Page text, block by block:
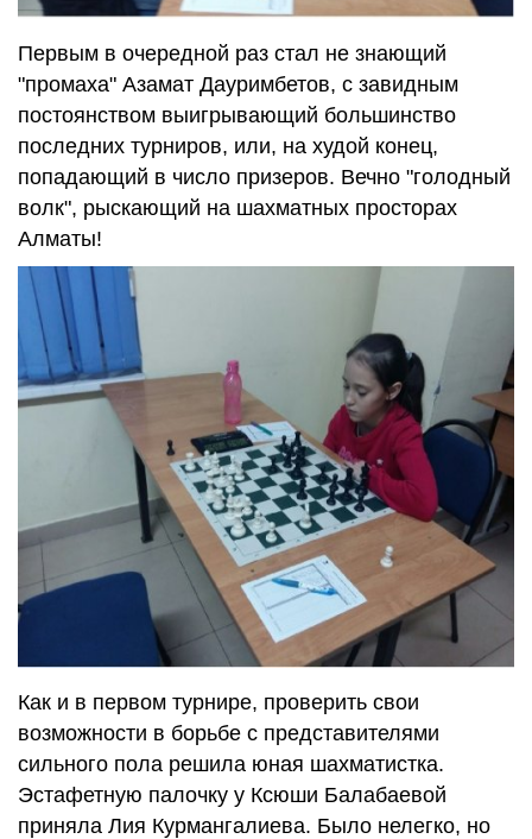
Первым в очередной раз стал не знающий
"промаха" Азамат Дауримбетов, с завидным
постоянством выигрывающий большинство
последних турниров, или, на худой конец,
попадающий в число призеров. Вечно "голодный
волк", рыскающий на шахматных просторах
Алматы!
Как и в первом турнире, проверить свои
возможности в борьбе с представителями
сильного пола решила юная шахматистка.
Эстафетную палочку у Ксюши Балабаевой
приняла Лия Курмангалиева. Было нелегко, но